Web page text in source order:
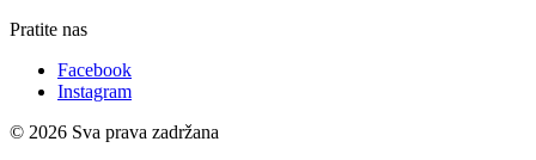
Pratite nas
Facebook
Instagram
© 2026 Sva prava zadržana